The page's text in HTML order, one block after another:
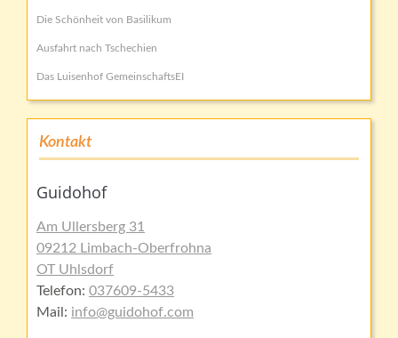
Die Schönheit von Basilikum
Ausfahrt nach Tschechien
Das Luisenhof GemeinschaftsEI
Kontakt
Guidohof
Am Ullersberg 31
09212 Limbach-Oberfrohna
OT Uhlsdorf
Telefon: 037609-5433
Mail: info@guidohof.com